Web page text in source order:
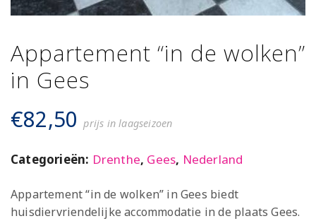
Appartement “in de wolken”
in Gees
€82,50 prijs in laagseizoen
Categorieën: Drenthe, Gees, Nederland
Appartement “in de wolken” in Gees biedt
huisdiervriendelijke accommodatie in de plaats Gees.